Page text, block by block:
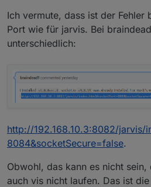
Ich vermute, dass ist der Fehler
Port wie für jarvis. Bei
unterschiedlich:
http://192.168.10.3:8082/jarvis/
8084&socketSecure=false.
Obwohl, das kann es nicht sein,
auch vis nicht laufen. Das ist die